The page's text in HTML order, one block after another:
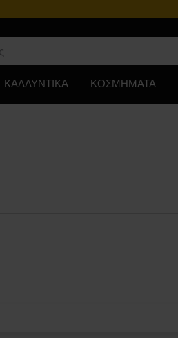
ΚΑΛΛΥΝΤΙΚΑ ΚΟΣΜΗΜΑΤΑ